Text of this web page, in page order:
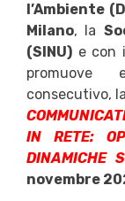
l’Ambiente
Milano, la
(SINU) e con
promuove
consecutivo,
IN RETE:
DINAMICHE
novembre